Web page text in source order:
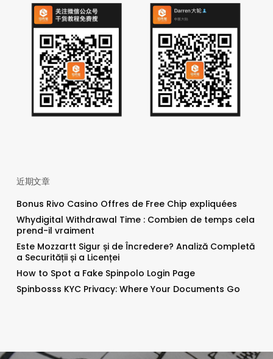
近期文章
Bonus Rivo Casino Offres de Free Chip expliquées
Whydigital Withdrawal Time : Combien de temps cela
prend-il vraiment
Este Mozzartt Sigur și de Încredere? Analiză Completă
a Securității și a Licenței
How to Spot a Fake Spinpolo Login Page
Spinbosss KYC Privacy: Where Your Documents Go